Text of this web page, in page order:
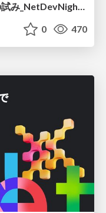
NetBoxを利用した作業効率化の試み_NetDevNight4
0 470